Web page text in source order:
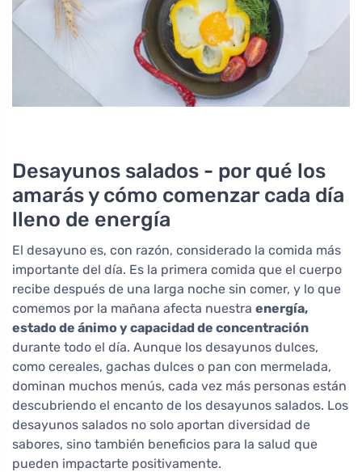
Desayunos salados - por qué los
amarás y cómo comenzar cada día
lleno de energía
El desayuno es, con razón, considerado la comida más
importante del día. Es la primera comida que el cuerpo
recibe después de una larga noche sin comer, y lo que
comemos por la mañana afecta nuestra energía,
estado de ánimo y capacidad de concentración
durante todo el día. Aunque los desayunos dulces,
como cereales, gachas dulces o pan con mermelada,
dominan muchos menús, cada vez más personas están
descubriendo el encanto de los desayunos salados. Los
desayunos salados no solo aportan diversidad de
sabores, sino también beneficios para la salud que
pueden impactarte positivamente.